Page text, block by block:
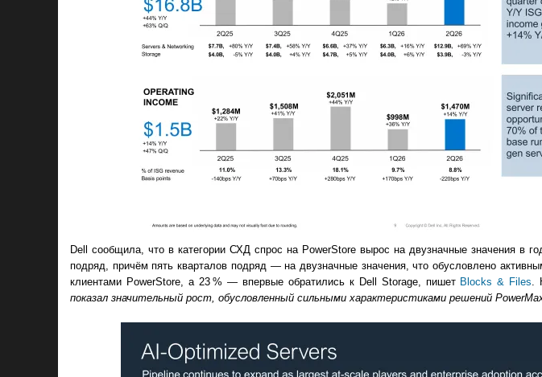
Dell сообщила, что в категории СХД спрос на PowerStore вырос на двузначные значения в
подряд, причём пять кварталов подряд — на двузначные значения, что обусловлено
клиентами PowerStore, а 23 % — впервые обратились к Dell Storage, пишетBlocks & Files
показал значительный рост, обусловленный сильными характеристиками решений